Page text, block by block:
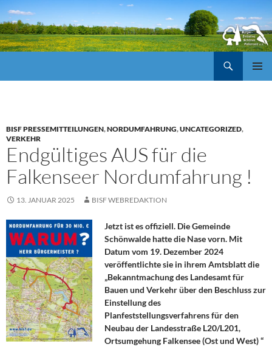
BISF PRESSEMITTEILUNGEN,NORDUMFAHRUNG,UNCATEGORIZED,
VERKEHR
Endgültiges AUS für die
Falkenseer Nordumfahrung !
13. JANUAR 2025 BISF WEBREDAKTION
Jetzt ist es offiziell. Die Gemeinde
Schönwalde hatte die Nase vorn. Mit
Datum vom 19. Dezember 2024
veröffentlichte sie in ihrem Amtsblatt die
„Bekanntmachung des Landesamt für
Bauen und Verkehr über den Beschluss zur
Einstellung des
Planfeststellungsverfahrens für den
Neubau der Landesstraße L20/L201,
Ortsumgehung Falkensee (Ost und West) “